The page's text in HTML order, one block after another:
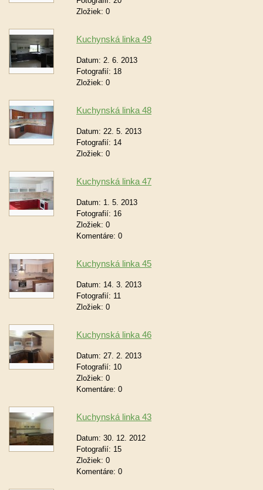
Zložiek: 0
Kuchynská linka 49
Datum: 2. 6. 2013
Fotografií: 18
Zložiek: 0
Kuchynská linka 48
Datum: 22. 5. 2013
Fotografií: 14
Zložiek: 0
Kuchynská linka 47
Datum: 1. 5. 2013
Fotografií: 16
Zložiek: 0
Komentáre: 0
Kuchynská linka 45
Datum: 14. 3. 2013
Fotografií: 11
Zložiek: 0
Kuchynská linka 46
Datum: 27. 2. 2013
Fotografií: 10
Zložiek: 0
Komentáre: 0
Kuchynská linka 43
Datum: 30. 12. 2012
Fotografií: 15
Zložiek: 0
Komentáre: 0